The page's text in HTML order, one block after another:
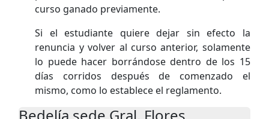
curso ganado previamente.
Si el estudiante quiere dejar sin efecto la
renuncia y volver al curso anterior, solamente
lo puede hacer borrándose dentro de los 15
días corridos después de comenzado el
mismo, como lo establece el reglamento.